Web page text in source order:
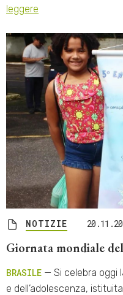
leggere
NOTIZIE
Giornata mondiale
BRASILE — Si celebra oggi
e dell’adolescenza,